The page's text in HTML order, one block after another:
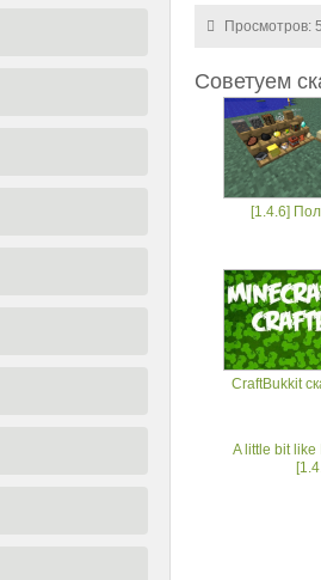
Просмотров:
Советуем
[1.4.6]
CraftBukkit
A little bit like